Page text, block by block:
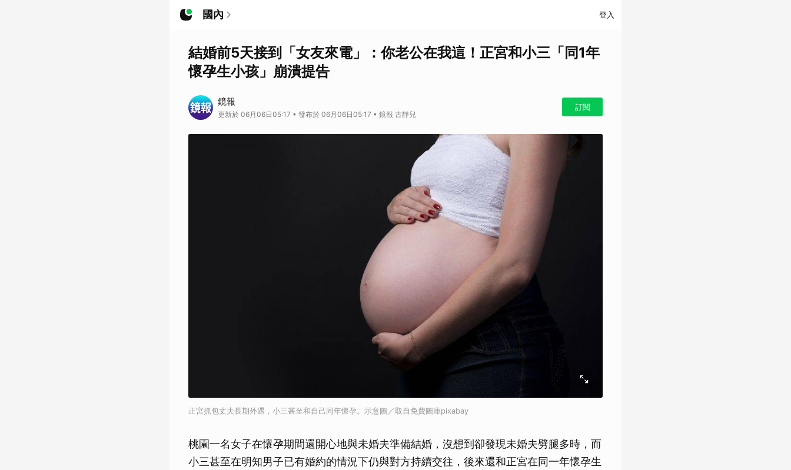
國內 登入
結婚前5天接到「女友來電」：你老公在我這！正宮和小三「同1年
懷孕生小孩」崩潰提告
鏡報
更新於 06月06日05:17 • 發布於 06月06日05:17 • 鏡報 古靜兒
訂閱
正宮抓包丈夫長期外遇，小三甚至和自己同年懷孕。示意圖／取自免費圖庫pixabay
桃園一名女子在懷孕期間還開心地與未婚夫準備結婚，沒想到卻發現未婚夫劈腿多時，而
小三甚至在明知男子已有婚約的情況下仍與對方持續交往，後來還和正宮在同一年懷孕生